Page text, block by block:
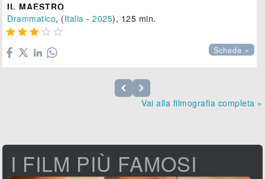
IL MAESTRO
Drammatico, (Italia -2025), 125 min.
    
Scheda »
Vai alla filmografia completa »
I FILM PIÙ FAMOSI